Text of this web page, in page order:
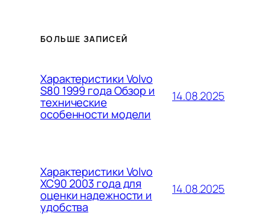
БОЛЬШЕ ЗАПИСЕЙ
Характеристики Volvo
S80 1999 года Обзор и
технические
особенности модели
14.08.2025
Характеристики Volvo
XC90 2003 года для
оценки надежности и
удобства
14.08.2025